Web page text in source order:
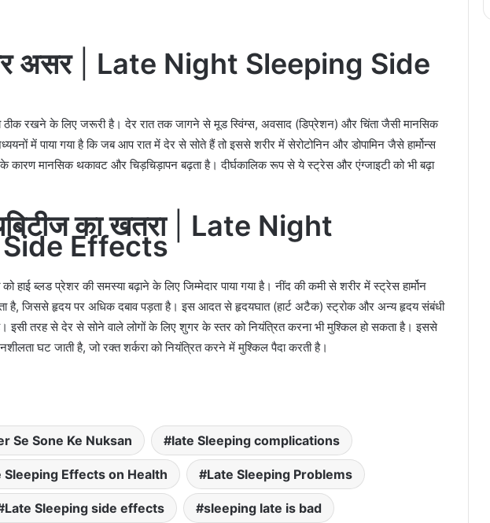
असर| Late Night Sleeping Side
रखने के लिए जरूरी है। देर रात तक जागने से मूड स्विंग्स, अवसाद (डिप्रेशन) और चिंता जैसी मानसिक
में पाया गया है कि जब आप रात में देर से सोते हैं तो इससे शरीर में सेरोटोनिन और डोपामिन जैसे हार्मोन्स
मानसिक थकावट और चिड़चिड़ापन बढ़ता है। दीर्घकालिक रूप से ये स्ट्रेस और एंग्जाइटी को भी बढ़ा
का खतरा| Late Night
Effects
ब्लड प्रेशर की समस्या बढ़ाने के लिए जिम्मेदार पाया गया है। नींद की कमी से शरीर में स्ट्रेस हार्मोन
है, जिससे हृदय पर अधिक दबाव पड़ता है। इस आदत से हृदयघात (हार्ट अटैक) स्ट्रोक और अन्य हृदय संबंधी
इसी तरह से देर से सोने वाले लोगों के लिए शुगर के स्तर को नियंत्रित करना भी मुश्किल हो सकता है। इससे
घट जाती है, जो रक्त शर्करा को नियंत्रित करने में मुश्किल पैदा करती है।
Se Sone Ke Nuksan late Sleeping complications
Sleeping Effects on Health Late Sleeping Problems
Late Sleeping side effects sleeping late is bad